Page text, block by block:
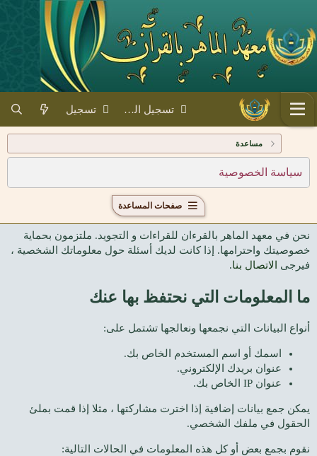
تسجيل الدخول تسجيل
مساعدة
سياسة الخصوصية
صفحات المساعدة
نحن في معهد الماهر بالقرءان للقراءات و التجويد. ملتزمون بحماية
خصوصيتك واحترامها. إذا كانت لديك أسئلة حول معلوماتك الشخصية ،
فيرجى
الاتصال بنا.
ما المعلومات التي نحتفظ بها عنك
أنواع البيانات التي نجمعها ونعالجها تشتمل على:
اسمك أو اسم المستخدم الخاص بك.
عنوان بريدك الإلكتروني.
عنوان IP الخاص بك.
يمكن جمع بيانات إضافية إذا اخترت مشاركتها ، مثلا إذا قمت بملئ
الحقول في ملفك الشخصي.
نقوم بجمع بعض أو كل هذه المعلومات في الحالات التالية: